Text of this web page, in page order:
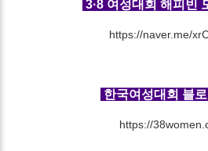
3·8 여성대회 해피빈
https://naver.me/
한국여성대회 블로
https://